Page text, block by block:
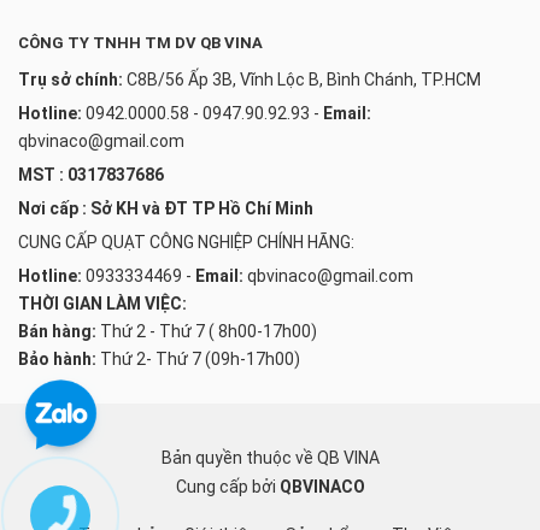
CÔNG TY TNHH TM DV QB VINA
Trụ sở chính: C8B/56 Ấp 3B, Vĩnh Lộc B, Bình Chánh, TP.HCM
Hotline: 0942.0000.58 - 0947.90.92.93 - Email:
qbvinaco@gmail.com
MST : 0317837686
Nơi cấp : Sở KH và ĐT TP Hồ Chí Minh
CUNG CẤP QUẠT CÔNG NGHIỆP CHÍNH HÃNG:
Hotline: 0933334469 - Email: qbvinaco@gmail.com
THỜI GIAN LÀM VIỆC:
Bán hàng: Thứ 2 - Thứ 7 ( 8h00-17h00)
Bảo hành: Thứ 2- Thứ 7 (09h-17h00)
Bản quyền thuộc về QB VINA
Cung cấp bởi QBVINACO